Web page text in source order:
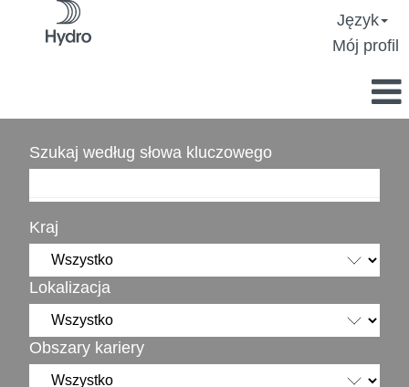
Język
Mój profil
Szukaj według słowa kluczowego
Kraj
Lokalizacja
Obszary kariery